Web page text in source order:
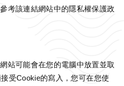
考該連結網站中的隱私權保護政
站可能會在您的電腦中放置並取
受Cookie的寫入，您可在您使